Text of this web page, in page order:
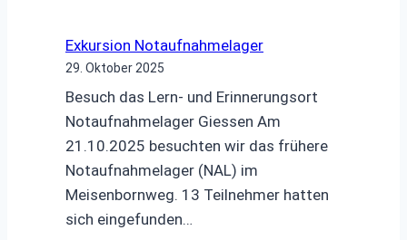
Exkursion Notaufnahmelager
29. Oktober 2025
Besuch das Lern- und Erinnerungsort
Notaufnahmelager Giessen Am
21.10.2025 besuchten wir das frühere
Notaufnahmelager (NAL) im
Meisenbornweg. 13 Teilnehmer hatten
sich eingefunden…